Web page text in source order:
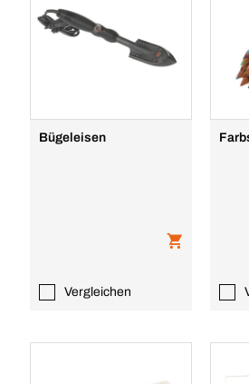
Bügeleisen
Vergleichen